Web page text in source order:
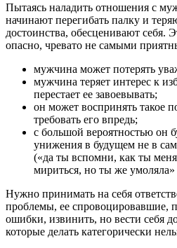
Пытаясь наладить отношения с
начинают перегибать палку и
достоинства, обесценивают себя.
опасно, чревато не самыми
мужчина может потерять
мужчина теряет интерес к
перестает ее завоевывать;
он может воспринять такое
требовать его впредь;
с большой вероятностью он
унижения в будущем не в
(«да ты вспомни, как ты
мириться, но ты же умоляла»
Нужно принимать на себя
проблемы, ее спровоцировавшие,
ошибки, извинить, но вести себя
которые делать категорически